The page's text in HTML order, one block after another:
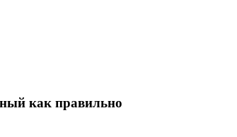
как правильно